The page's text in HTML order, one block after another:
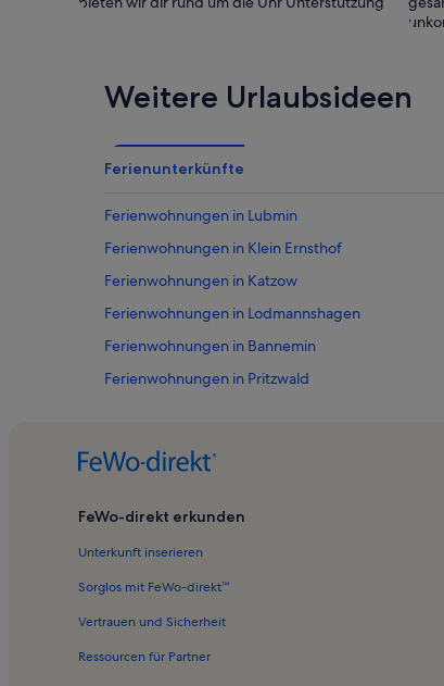
Weitere Urlaubsideen
Ferienunterkünfte
Ferienwohnungen in Lubmin
Ferienwohnungen in Klein Ernsthof
Ferienwohnungen in Katzow
Ferienwohnungen in Lodmannshagen
Ferienwohnungen in Bannemin
Ferienwohnungen in Pritzwald
Ferienwohnungen in Strand von Trassenheide
Ferienwohnungen in Groß Ernsthof
FeWo-direkt erkunden
Unterkunft inserieren
Sorglos mit FeWo-direkt™
Vertrauen und Sicherheit
Ressourcen für Partner